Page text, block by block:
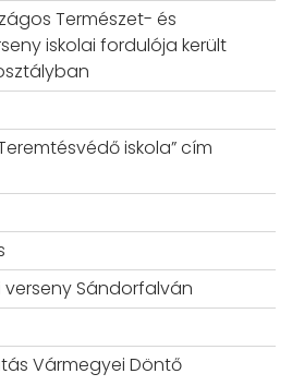
Természet- és
iskolai fordulója került
iskola” cím
Sándorfalván
Vármegyei Döntő